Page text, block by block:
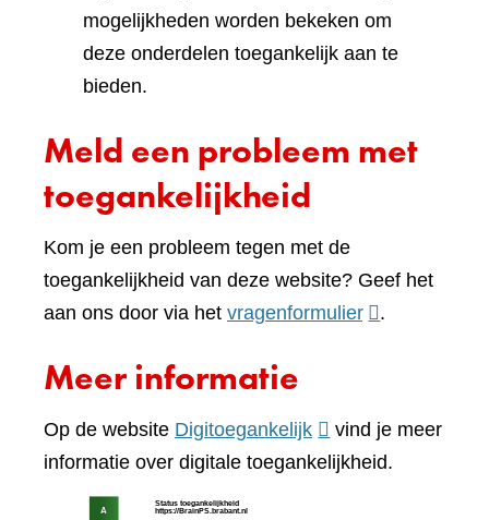
mogelijkheden worden bekeken om
deze onderdelen toegankelijk aan te
bieden.
Meld een probleem met
toegankelijkheid
Kom je een probleem tegen met de
toegankelijkheid van deze website? Geef het
aan ons door via het vragenformulier(verwijst
website)
.
Meer informatie
Op de website Digitoegankelijk(verwijst
naar
vind je meer
informatie over digitale toegankelijkheid.